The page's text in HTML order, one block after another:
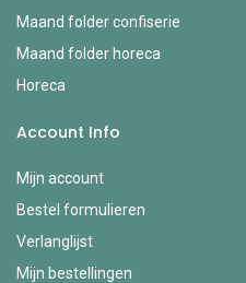
Maand folder confiserie
Maand folder horeca
Horeca
Account Info
Mijn account
Bestel formulieren
Verlanglijst
Mijn bestellingen